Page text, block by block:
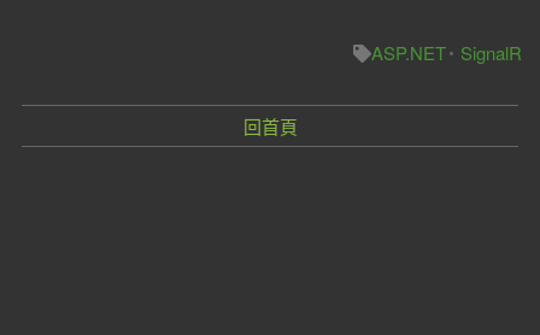
ASP.NET SignalR
回首頁